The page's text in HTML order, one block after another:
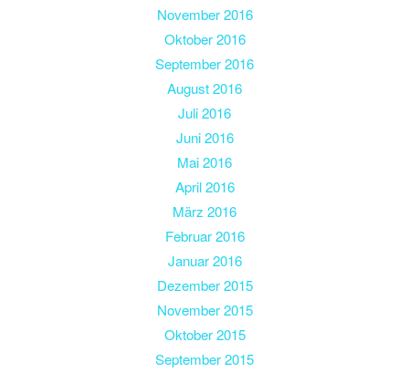
November 2016
Oktober 2016
September 2016
August 2016
Juli 2016
Juni 2016
Mai 2016
April 2016
März 2016
Februar 2016
Januar 2016
Dezember 2015
November 2015
Oktober 2015
September 2015